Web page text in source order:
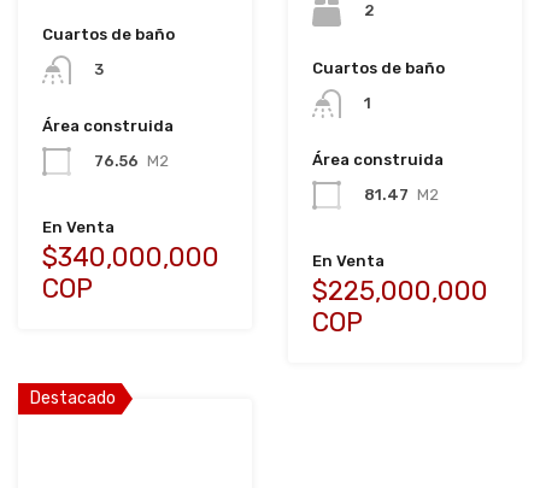
Cuartos de baño
3
Área construida
76.56 M2
En Venta
$340,000,000
COP
2
Cuartos de baño
1
Área construida
81.47 M2
En Venta
$225,000,000
COP
Destacado